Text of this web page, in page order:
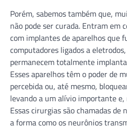
Porém, sabemos também que,
não pode ser curada. Entram em
com implantes de aparelhos que
computadores ligados a
permanecem totalmente
Esses aparelhos têm o poder de
percebida ou, até mesmo,
levando a um alívio importante
Essas cirurgias são chamadas de
a forma como os neurônios